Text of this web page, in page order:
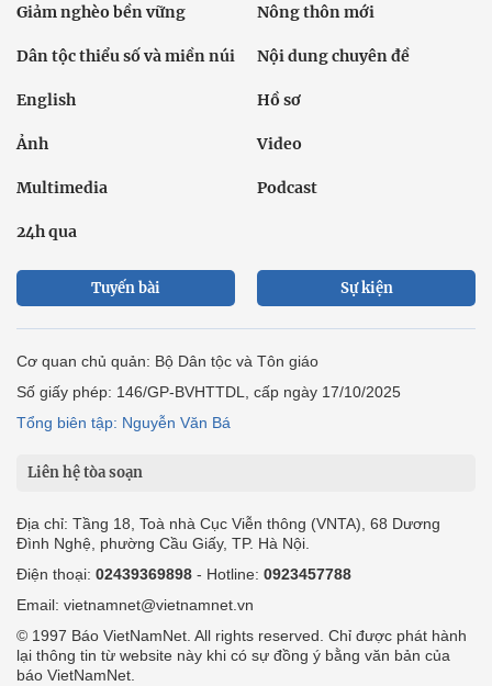
Giảm nghèo bền vững Nông thôn mới
Dân tộc thiểu số và miền núi Nội dung chuyên đề
English Hồ sơ
Ảnh Video
Multimedia Podcast
24h qua
Tuyến bài Sự kiện
Cơ quan chủ quản: Bộ Dân tộc và Tôn giáo
Số giấy phép: 146/GP-BVHTTDL, cấp ngày 17/10/2025
Tổng biên tập: Nguyễn Văn Bá
Liên hệ tòa soạn
Địa chỉ: Tầng 18, Toà nhà Cục Viễn thông (VNTA), 68 Dương
Đình Nghệ, phường Cầu Giấy, TP. Hà Nội.
Điện thoại: 02439369898 - Hotline: 0923457788
Email: vietnamnet@vietnamnet.vn
© 1997 Báo VietNamNet. All rights reserved. Chỉ được phát hành
lại thông tin từ website này khi có sự đồng ý bằng văn bản của
báo VietNamNet.